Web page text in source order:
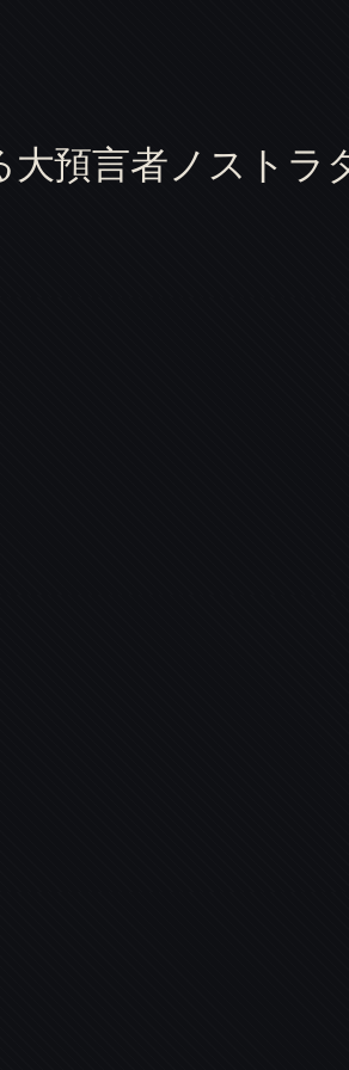
大預言者ノストラ